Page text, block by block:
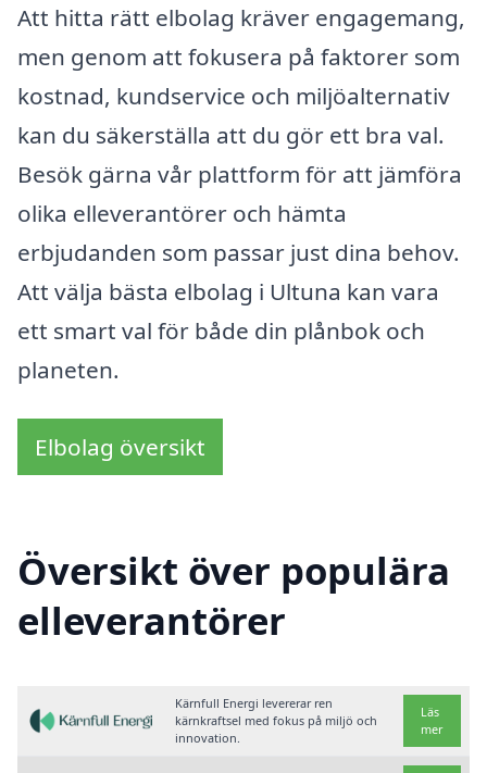
Att hitta rätt elbolag kräver engagemang,
men genom att fokusera på faktorer som
kostnad, kundservice och miljöalternativ
kan du säkerställa att du gör ett bra val.
Besök gärna vår plattform för att jämföra
olika elleverantörer och hämta
erbjudanden som passar just dina behov.
Att välja bästa elbolag i Ultuna kan vara
ett smart val för både din plånbok och
planeten.
Elbolag översikt
Översikt över populära
elleverantörer
Kärnfull Energi levererar ren
kärnkraftsel med fokus på miljö och
innovation.
Läs
mer